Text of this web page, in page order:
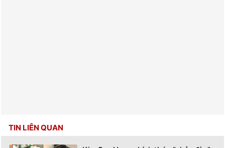
TIN LIÊN QUAN